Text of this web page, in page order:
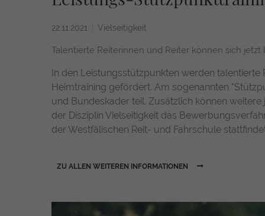
22.11.2021 Vielseitigkeit
Talentierte Reiterinnen und Reiter können sich jetzt
In den Leistungsstützpunkten werden
Heimtraining gefördert. Am sogenannten
und Bundeskader teil. Zusätzlich können
der Disziplin Vielseitigkeit das
der Westfälischen Reit- und Fahrschule
ZU ALLEN WEITEREN INFORMATIONEN